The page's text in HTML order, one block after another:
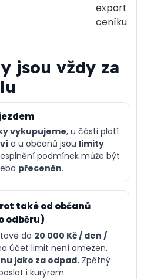
export
ceníku
jsou vždy za
vykupujeme, u části platí
a u občanů jsou limity
podmínek může být
přeceněn.
také od občanů
odběru)
do 20 000 Kč / den /
účet limit není omezen.
jako za odpad. Zpětný
i kurýrem.